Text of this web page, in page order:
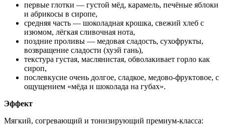
первые глотки — густой мёд, карамель, печёные яблоки
и абрикосы в сиропе,
средняя часть — шоколадная крошка, свежий хлеб с
изюмом, лёгкая сливочная нота,
поздние проливы — медовая сладость, сухофрукты,
возвращение сладости (хуэй гань),
текстура густая, маслянистая, обволакивает горло как
сироп,
послевкусие очень долгое, сладкое, медово-фруктовое, с
ощущением «мёда и шоколада на губах».
Эффект
Мягкий, согревающий и тонизирующий премиум-класса: